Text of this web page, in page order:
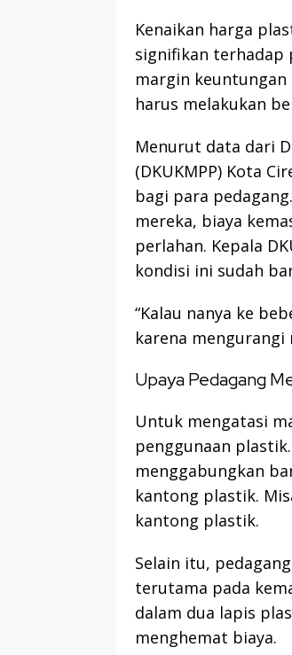
Kenaikan harga
signifikan terhadap
margin keuntungan
harus melakukan
Menurut data dari
(DKUKMPP) Kota
bagi para
mereka, biaya
perlahan. Kepala
kondisi ini sudah
“Kalau nanya ke
karena mengurangi
Upaya Pedagang
Untuk mengatasi
penggunaan
menggabungkan
kantong plastik.
kantong plastik.
Selain itu,
terutama pada
dalam dua lapis
menghemat biaya.